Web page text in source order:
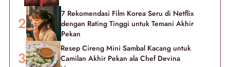
7 Rekomendasi Film Korea Seru di Netflix
dengan Rating Tinggi untuk Temani Akhir
Pekan
Resep Cireng Mini Sambal Kacang untuk
Camilan Akhir Pekan ala Chef Devina